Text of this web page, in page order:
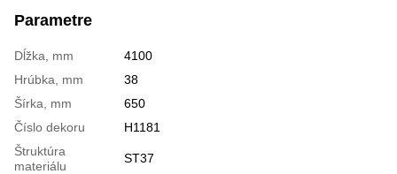
Parametre
Dĺžka, mm
4100
Hrúbka, mm
38
Šírka, mm
650
Číslo dekoru
H1181
Štruktúra
materiálu
ST37